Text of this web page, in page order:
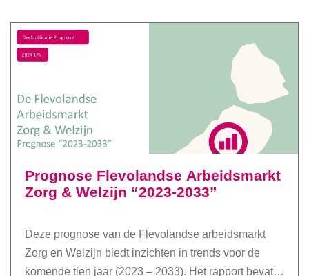
Prognose Flevolandse Arbeidsmarkt
Zorg & Welzijn “2023-2033”
Deze prognose van de Flevolandse arbeidsmarkt
Zorg en Welzijn biedt inzichten in trends voor de
komende tien jaar (2023 – 2033). Het rapport bevat